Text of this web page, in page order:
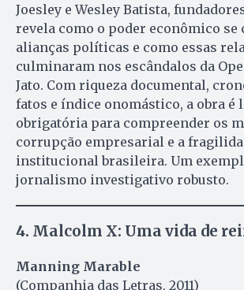
Joesley e Wesley Batista,
revela como o poder econômico se
alianças políticas e como essas
culminaram nos escândalos da
Jato. Com riqueza documental,
fatos e índice onomástico, a obra é
obrigatória para compreender os
corrupção empresarial e a
institucional brasileira. Um
jornalismo investigativo robusto.
4. Malcolm X: Uma vida de
Manning Marable
(Companhia das Letras, 2011)